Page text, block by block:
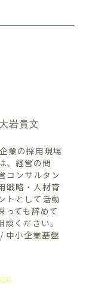
岩貴文
業の採用現場
、経営の問
コンサルタン
戦略・人材育
トとして活動
っても辞めて
ください。
中小企業基盤